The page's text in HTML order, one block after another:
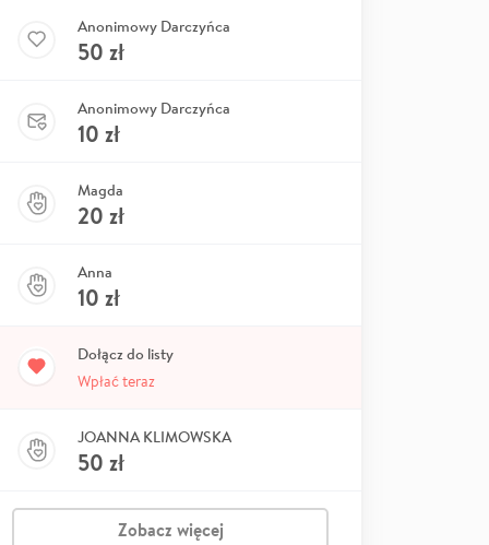
Anonimowy Darczyńca
50 zł
Anonimowy Darczyńca
10 zł
Magda
20 zł
Anna
10 zł
Dołącz do listy
Wpłać teraz
JOANNA KLIMOWSKA
50 zł
Zobacz więcej